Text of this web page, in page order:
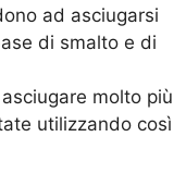
ad asciugarsi
di smalto e di
molto più
utilizzando così